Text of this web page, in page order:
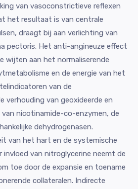
van vasoconstrictieve reflexen
het resultaat is van centrale
draagt bij aan verlichting van
pectoris. Het anti-angineuze effect
wijten aan het normaliserende
en de energie van het
van de
verhouding van geoxideerde en
van nicotinamide-co-enzymen, de
dehydrogenasen.
van het hart en de systemische
invloed van nitroglycerine neemt de
toe door de expansie en toename
collateralen. Indirecte